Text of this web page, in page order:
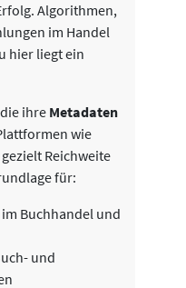
Algorithmen,
im Handel
hier liegt ein
ihre Metadaten
wie
Reichweite
für:
Buchhandel und
und